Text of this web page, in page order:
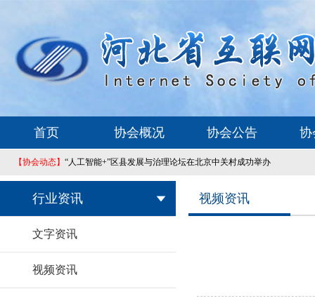
首页 协会概况 协会公告 协
【协会动态】 “人工智能+”区县发展与治理论坛在北京中关村成功举办
行业资讯
文字资讯
视频资讯
视频资讯